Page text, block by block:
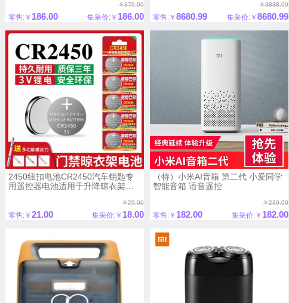
￥379.00
零售:￥ 186.00 集采价:￥ 186.00
￥8888.99
零售:￥ 8680.99 集采价:￥ 8680.99
2450纽扣电池CR2450汽车钥匙专
用遥控器电池适用于升降晾衣架热
￥29.00
零售:￥ 21.00 集采价:￥ 18.00
（特）小米AI音箱 第二代 小爱同学
智能音箱 语音遥控
￥239.00
零售:￥ 182.00 集采价:￥ 182.00